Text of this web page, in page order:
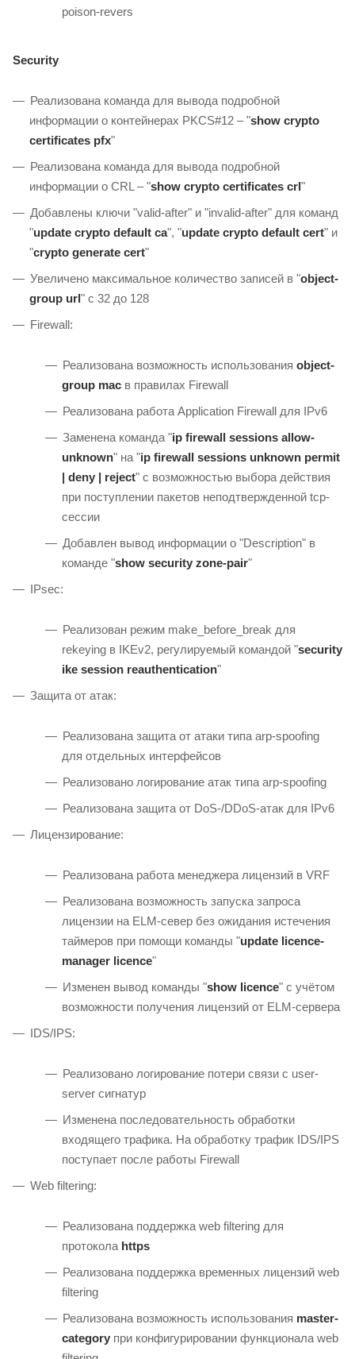
poison-revers
Security
Реализована команда для вывода подробной
информации о контейнерах PKCS#12 – "show crypto
certificates pfx"
Реализована команда для вывода подробной
информации о CRL – "show crypto certificates crl"
Добавлены ключи "valid-after" и "invalid-after" для команд
"update crypto default ca", "update crypto default cert" и
"crypto generate cert"
Увеличено максимальное количество записей в "object-
group url" с 32 до 128
Firewall:
Реализована возможность использования object-
group mac в правилах Firewall
Реализована работа Application Firewall для IPv6
Заменена команда "ip firewall sessions allow-
unknown" на "ip firewall sessions unknown permit
| deny | reject" с возможностью выбора действия
при поступлении пакетов неподтвержденной tcp-
сессии
Добавлен вывод информации о "Description" в
команде "show security zone-pair"
IPsec:
Реализован режим make_before_break для
rekeying в IKEv2, регулируемый командой "security
ike session reauthentication"
Защита от атак:
Реализована защита от атаки типа arp-spoofing
для отдельных интерфейсов
Реализовано логирование атак типа arp-spoofing
Реализована защита от DoS-/DDoS-атак для IPv6
Лицензирование:
Реализована работа менеджера лицензий в VRF
Реализована возможность запуска запроса
лицензии на ELM-север без ожидания истечения
таймеров при помощи команды "update licence-
manager licence"
Изменен вывод команды "show licence" с учётом
возможности получения лицензий от ELM-сервера
IDS/IPS:
Реализовано логирование потери связи с user-
server сигнатур
Изменена последовательность обработки
входящего трафика. На обработку трафик IDS/IPS
поступает после работы Firewall
Web filtering:
Реализована поддержка web filtering для
протокола https
Реализована поддержка временных лицензий web
filtering
Реализована возможность использования master-
category при конфигурировании функционала web